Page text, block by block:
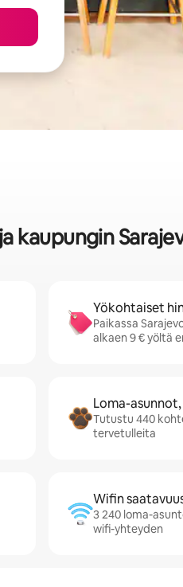
kaupungin
Yökohtaiset
Paikassa
alkaen 9 € yöltä
Loma-
Tutustu 440
tervetulleita
Wifin
3 240 loma-
wifi-yhteyden